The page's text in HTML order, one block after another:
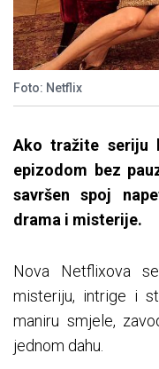
Foto: Netflix
Ako tražite seriju
epizodom bez
savršen spoj
drama i misterije.
Nova Netflixova
misteriju, intrige i
maniru smjele,
jednom dahu.